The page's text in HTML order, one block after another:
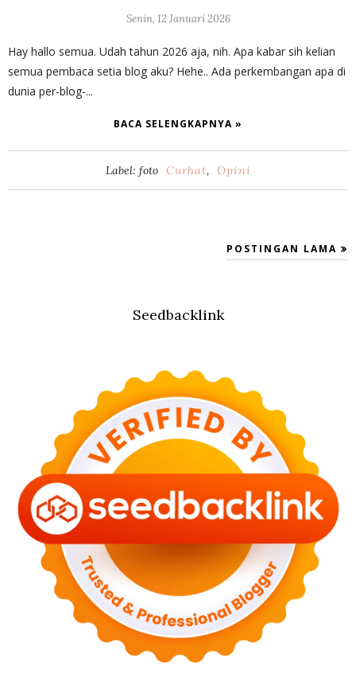
Senin, 12 Januari 2026
Hay hallo semua. Udah tahun 2026 aja, nih. Apa kabar sih kelian
semua pembaca setia blog aku? Hehe.. Ada perkembangan apa di
dunia per-blog-...
BACA SELENGKAPNYA »
Label: foto Curhat, Opini
POSTINGAN LAMA
Seedbacklink